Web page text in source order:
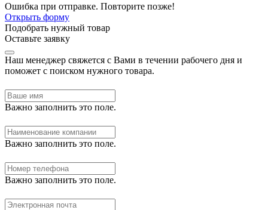
Ошибка при отправке. Повторите позже!
Открыть форму
Подобрать нужный товар
Оставьте заявку
Наш менеджер свяжется с Вами в течении рабочего дня и
поможет с поиском нужного товара.
Важно заполнить это поле.
Важно заполнить это поле.
Важно заполнить это поле.